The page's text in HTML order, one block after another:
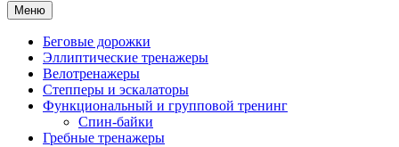
Меню
Беговые дорожки
Эллиптические тренажеры
Велотренажеры
Степперы и эскалаторы
Функциональный и групповой тренинг
Спин-байки
Гребные тренажеры